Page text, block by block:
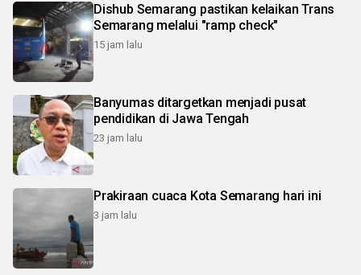
Dishub Semarang pastikan kelaikan Trans
Semarang melalui "ramp check"
15 jam lalu
Banyumas ditargetkan menjadi pusat
pendidikan di Jawa Tengah
23 jam lalu
Prakiraan cuaca Kota Semarang hari ini
3 jam lalu